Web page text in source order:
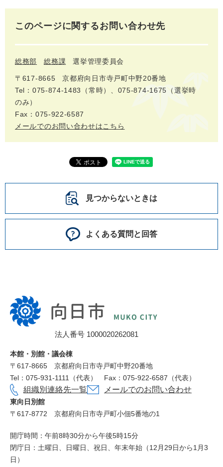
このページに関するお問い合わせ先
総務部 総務課 選挙管理委員会
〒617‐8665
京都府向日市寺戸町中野20番地
Tel：075-874-1483（常時）、075-874-1675（選挙時
のみ）
Fax：075-922-6587
メールでのお問い合わせはこちら
見つからないときは
よくある質問と回答
向
日
市
所
法人番号 1000020262081
本館・別館・議会棟
〒617‐8665
京都府向日市寺戸町中野20番地
Tel：075-931-1111（代表）
Fax：075-922-6587（代表）
東向日別館
〒617-8772
京都府向日市寺戸町小佃5番地の1
組織別連絡先一覧 メールでのお問い合わせ
開庁時間：午前8時30分から午後5時15分
閉庁日：土曜日、日曜日、祝日、年末年始（12月29日から1月3
日）